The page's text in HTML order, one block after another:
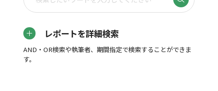
レポートを詳細検索
AND・OR検索や執筆者、期間指定で検索することができま
す。